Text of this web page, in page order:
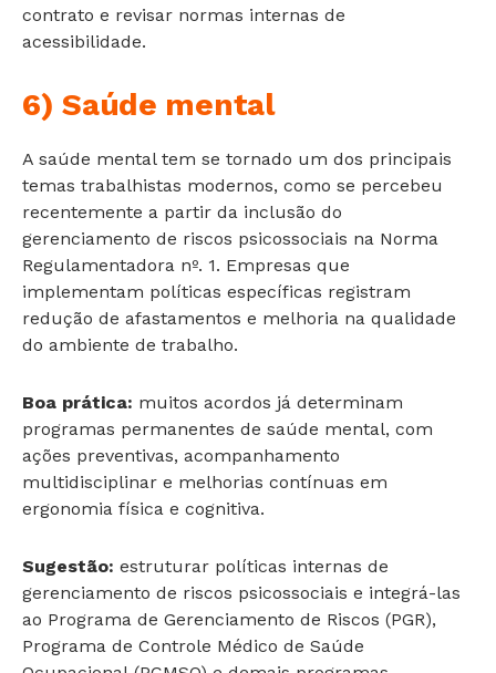
contrato e revisar normas internas de
acessibilidade.
6) Saúde mental
A saúde mental tem se tornado um dos principais
temas trabalhistas modernos, como se percebeu
recentemente a partir da inclusão do
gerenciamento de riscos psicossociais na Norma
Regulamentadora nº. 1. Empresas que
implementam políticas específicas registram
redução de afastamentos e melhoria na qualidade
do ambiente de trabalho.
Boa prática: muitos acordos já determinam
programas permanentes de saúde mental, com
ações preventivas, acompanhamento
multidisciplinar e melhorias contínuas em
ergonomia física e cognitiva.
Sugestão: estruturar políticas internas de
gerenciamento de riscos psicossociais e integrá-las
ao Programa de Gerenciamento de Riscos (PGR),
Programa de Controle Médico de Saúde